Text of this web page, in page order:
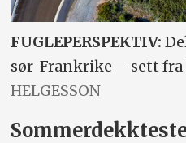
FUGLEPERSPEKTIV:
sør-Frankrike – sett fra
HELGESSON